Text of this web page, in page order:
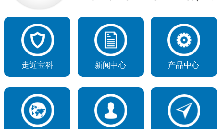
走近宝科 新闻中心 产品中心